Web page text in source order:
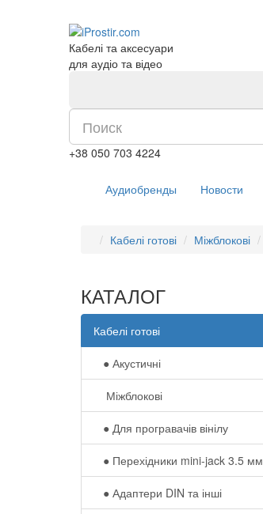
Кабелі та аксесуари
для аудіо та відео
+38 050 703 4224
Аудиобренды Новости
Кабелі готові Міжблокові
КАТАЛОГ
Кабелі готові
● Акустичні
Міжблокові
● Для програвачів вінілу
● Перехідники mini-jack 3.5 мм
● Адаптери DIN та інші